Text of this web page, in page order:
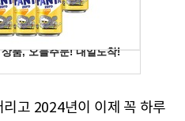
고 2024년이 이제 꼭 하루